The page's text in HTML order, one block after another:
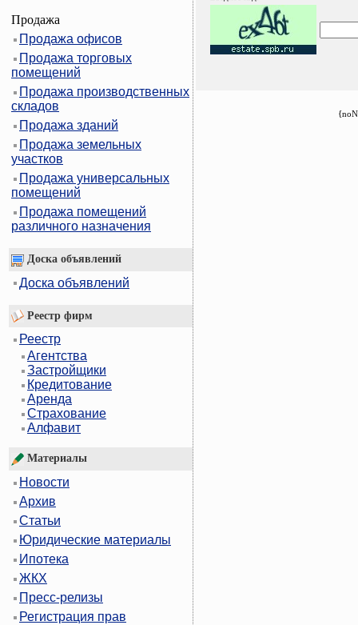
Продажа
Продажа офисов
Продажа торговых
помещений
Продажа производственных
складов
Продажа зданий
Продажа земельных
участков
Продажа универсальных
помещений
Продажа помещений
различного назначения
Доска объявлений
Доска объявлений
Реестр фирм
Реестр
Агентства
Застройщики
Кредитование
Аренда
Страхование
Алфавит
Материалы
Новости
Архив
Статьи
Юридические материалы
Ипотека
ЖКХ
Пресс-релизы
Регистрация прав